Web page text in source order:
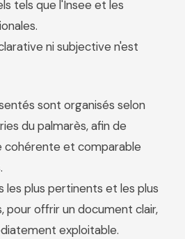
tels que l'Insee et les
ni subjective n'est
sont organisés selon
du palmarès, afin de
cohérente et comparable
les plus pertinents et les plus
pour offrir un document clair,
exploitable.